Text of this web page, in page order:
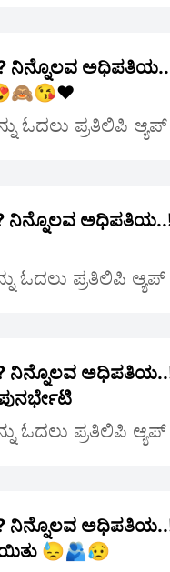
ನಿನ್ನೊಲವ
ಓದಲು ಪ್ರತಿಲಿಪಿ
ನಿನ್ನೊಲವ
ಓದಲು ಪ್ರತಿಲಿಪಿ
ನಿನ್ನೊಲವ
ಓದಲು ಪ್ರತಿಲಿಪಿ
ನಿನ್ನೊಲವ
😓🫂😥